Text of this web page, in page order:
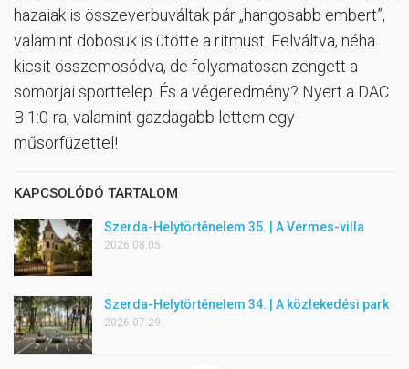
hazaiak is összeverbuváltak pár „hangosabb embert”,
valamint dobosuk is ütötte a ritmust. Felváltva, néha
kicsit összemosódva, de folyamatosan zengett a
somorjai sporttelep. És a végeredmény? Nyert a DAC
B 1:0-ra, valamint gazdagabb lettem egy
műsorfüzettel!
KAPCSOLÓDÓ TARTALOM
Szerda-Helytörténelem 35. | A Vermes-villa
2026.08.05.
Szerda-Helytörténelem 34. | A közlekedési park
2026.07.29.